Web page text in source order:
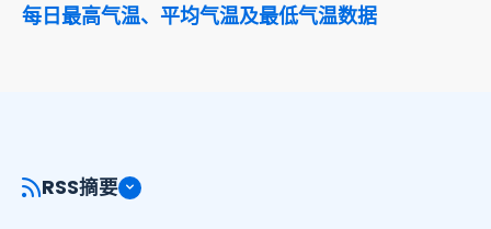
每日最高气温、平均气温及最低气温数据
RSS摘要